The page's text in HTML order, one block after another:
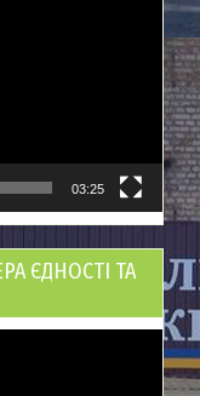
03:25
ЄДНОСТІ ТА